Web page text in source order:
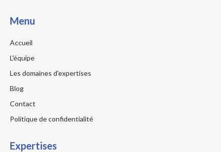
Menu
Accueil
L'équipe
Les domaines d'expertises
Blog
Contact
Politique de confidentialité
Expertises